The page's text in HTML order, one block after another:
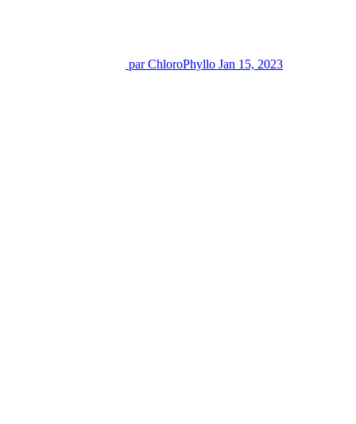
par ChloroPhyllo Jan 15, 2023